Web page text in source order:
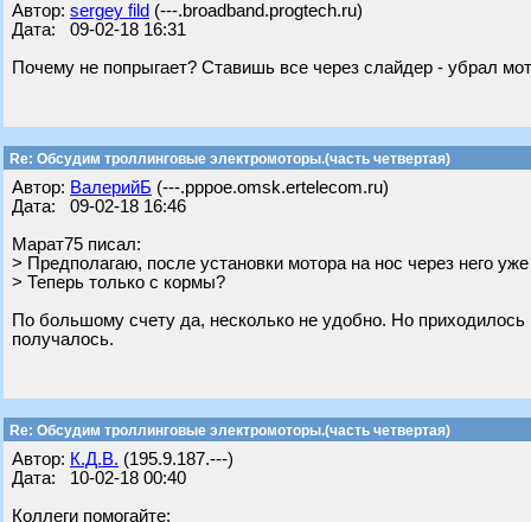
Автор: sergey fild (---.broadband.progtech.ru)
Дата: 09-02-18 16:31
Почему не попрыгает? Ставишь все через слайдер - убрал
Re: Обсудим троллинговые электромоторы.(часть четвертая)
Автор: ВалерийБ (---.pppoe.omsk.ertelecom.ru)
Дата: 09-02-18 16:46
Марат75 писал:
> Предполагаю, после установки мотора на нос через него
> Теперь только с кормы?
По большому счету да, несколько не удобно. Но приходилось
получалось.
Re: Обсудим троллинговые электромоторы.(часть четвертая)
Автор: К.Д.В. (195.9.187.---)
Дата: 10-02-18 00:40
Коллеги помогайте: